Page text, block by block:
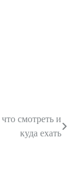
смотреть и
куда ехать